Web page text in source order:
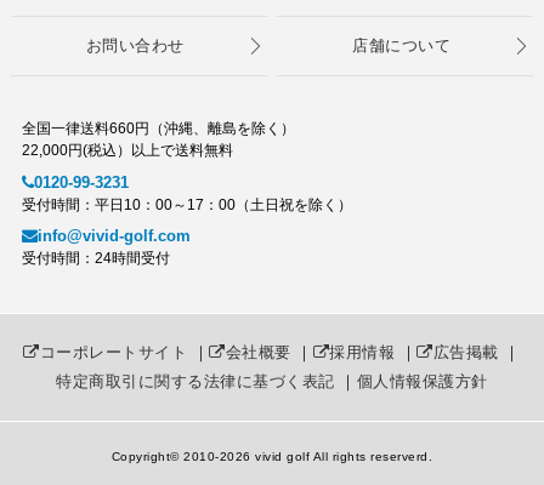
お問い合わせ 店舗について
全国一律送料660円（沖縄、離島を除く）
22,000円(税込）以上で送料無料
0120-99-3231
受付時間：平日10：00～17：00（土日祝を除く）
info@vivid-golf.com
受付時間：24時間受付
コーポレートサイト ｜ 会社概要 ｜ 採用情報 ｜ 広告掲載 ｜
特定商取引に関する法律に基づく表記 ｜ 個人情報保護方針
Copyright© 2010-2026 vivid golf All rights reserverd.